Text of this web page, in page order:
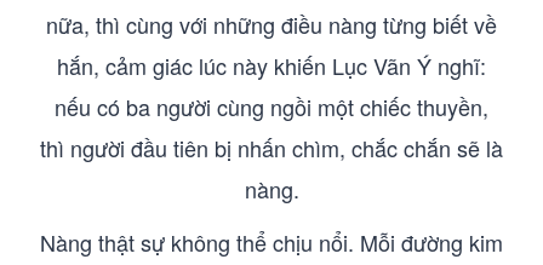
nữa, thì cùng với những điều nàng từng biết về
hắn, cảm giác lúc này khiến Lục Vãn Ý nghĩ:
nếu có ba người cùng ngồi một chiếc thuyền,
thì người đầu tiên bị nhấn chìm, chắc chắn sẽ là
nàng.
Nàng thật sự không thể chịu nổi. Mỗi đường kim